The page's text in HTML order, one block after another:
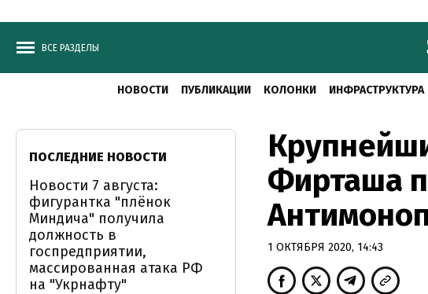
ВСЕ РАЗДЕЛЫ
НОВОСТИ ПУБЛИКАЦИИ КОЛОНКИ ИНФРАСТРУКТУРА
Фирташа
1 ОКТЯБРЯ 2020, 14:43
ПОСЛЕДНИЕ НОВОСТИ
Новости 7 августа:
фигурантка "плёнок
Миндича" получила
должность в
госпредприятии,
массированная атака РФ
на "Укрнафту"